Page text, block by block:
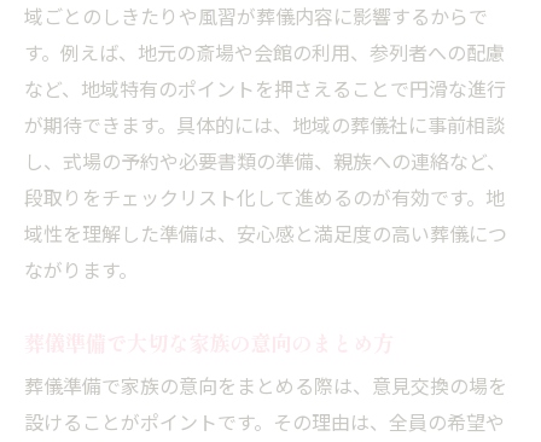
域ごとのしきたりや風習が葬儀内容に影響するからで
す。例えば、地元の斎場や会館の利用、参列者への配慮
など、地域特有のポイントを押さえることで円滑な進行
が期待できます。具体的には、地域の葬儀社に事前相談
し、式場の予約や必要書類の準備、親族への連絡など、
段取りをチェックリスト化して進めるのが有効です。地
域性を理解した準備は、安心感と満足度の高い葬儀につ
ながります。
葬儀準備で家族の意向をまとめる際は、意見交換の場を
設けることがポイントです。その理由は、全員の希望や